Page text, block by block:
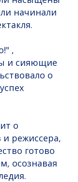
начинали
,
и сияющие
о
о
режиссера,
готово
осознавая